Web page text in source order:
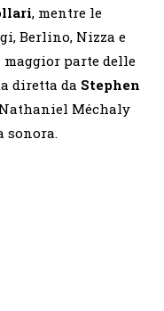
, mentre le
Berlino, Nizza e
maggior parte delle
diretta da Stephen
Méchaly
sonora.